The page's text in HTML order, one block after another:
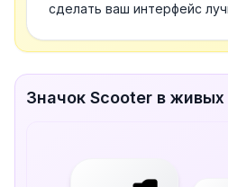
сделать ваш интерфейс
Значок Scooter в живых